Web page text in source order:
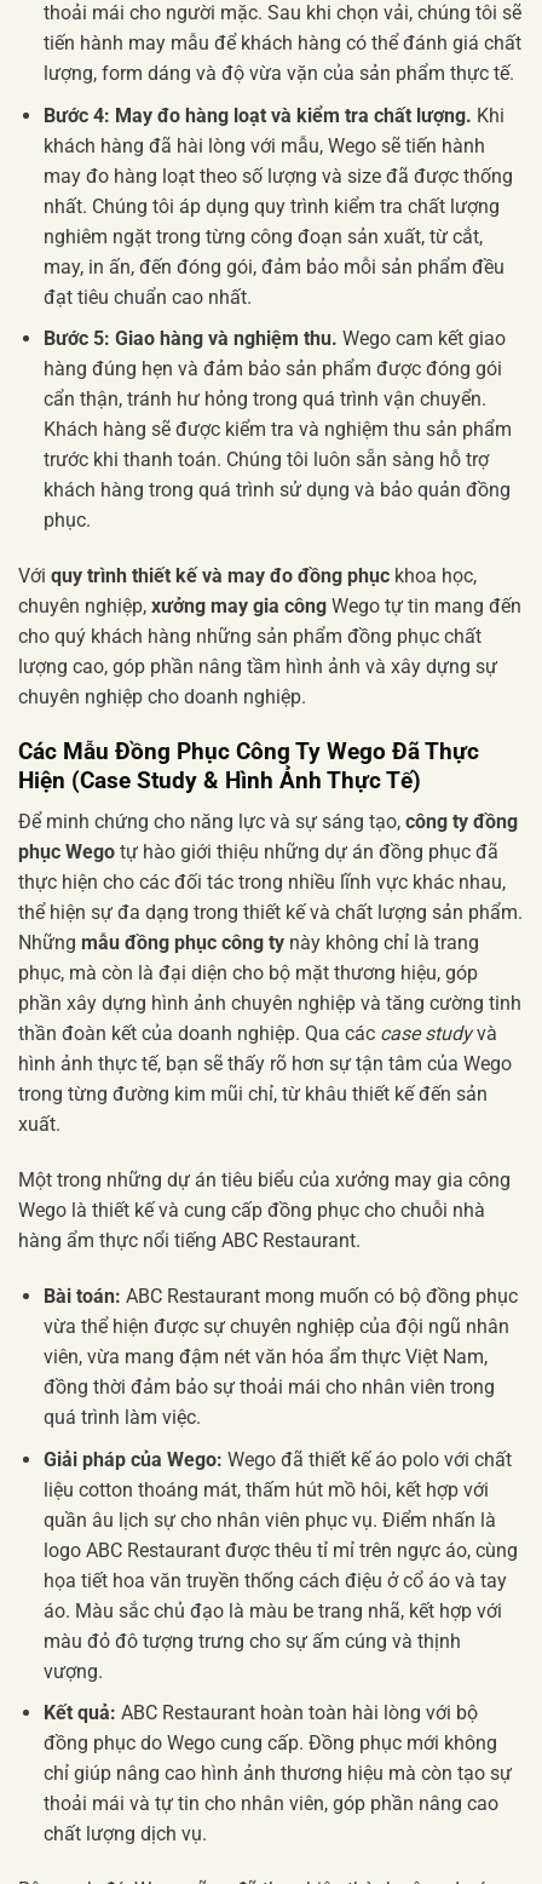
thoải mái cho người mặc. Sau khi chọn vải, chúng tôi sẽ
tiến hành may mẫu để khách hàng có thể đánh giá chất
lượng, form dáng và độ vừa vặn của sản phẩm thực tế.
Bước 4: May đo hàng loạt và kiểm tra chất lượng. Khi
khách hàng đã hài lòng với mẫu, Wego sẽ tiến hành
may đo hàng loạt theo số lượng và size đã được thống
nhất. Chúng tôi áp dụng quy trình kiểm tra chất lượng
nghiêm ngặt trong từng công đoạn sản xuất, từ cắt,
may, in ấn, đến đóng gói, đảm bảo mỗi sản phẩm đều
đạt tiêu chuẩn cao nhất.
Bước 5: Giao hàng và nghiệm thu. Wego cam kết giao
hàng đúng hẹn và đảm bảo sản phẩm được đóng gói
cẩn thận, tránh hư hỏng trong quá trình vận chuyển.
Khách hàng sẽ được kiểm tra và nghiệm thu sản phẩm
trước khi thanh toán. Chúng tôi luôn sẵn sàng hỗ trợ
khách hàng trong quá trình sử dụng và bảo quản đồng
phục.
Với quy trình thiết kế và may đo đồng phục khoa học,
chuyên nghiệp, xưởng may gia công Wego tự tin mang đến
cho quý khách hàng những sản phẩm đồng phục chất
lượng cao, góp phần nâng tầm hình ảnh và xây dựng sự
chuyên nghiệp cho doanh nghiệp.
Các Mẫu Đồng Phục Công Ty Wego Đã Thực
Hiện (Case Study & Hình Ảnh Thực Tế)
Để minh chứng cho năng lực và sự sáng tạo, công ty đồng
phục Wego tự hào giới thiệu những dự án đồng phục đã
thực hiện cho các đối tác trong nhiều lĩnh vực khác nhau,
thể hiện sự đa dạng trong thiết kế và chất lượng sản phẩm.
Những mẫu đồng phục công ty này không chỉ là trang
phục, mà còn là đại diện cho bộ mặt thương hiệu, góp
phần xây dựng hình ảnh chuyên nghiệp và tăng cường tinh
thần đoàn kết của doanh nghiệp. Qua các case studyvà
hình ảnh thực tế, bạn sẽ thấy rõ hơn sự tận tâm của Wego
trong từng đường kim mũi chỉ, từ khâu thiết kế đến sản
xuất.
Một trong những dự án tiêu biểu của xưởng may gia công
Wego là thiết kế và cung cấp đồng phục cho chuỗi nhà
hàng ẩm thực nổi tiếng ABC Restaurant.
Bài toán: ABC Restaurant mong muốn có bộ đồng phục
vừa thể hiện được sự chuyên nghiệp của đội ngũ nhân
viên, vừa mang đậm nét văn hóa ẩm thực Việt Nam,
đồng thời đảm bảo sự thoải mái cho nhân viên trong
quá trình làm việc.
Giải pháp của Wego: Wego đã thiết kế áo polo với chất
liệu cotton thoáng mát, thấm hút mồ hôi, kết hợp với
quần âu lịch sự cho nhân viên phục vụ. Điểm nhấn là
logo ABC Restaurant được thêu tỉ mỉ trên ngực áo, cùng
họa tiết hoa văn truyền thống cách điệu ở cổ áo và tay
áo. Màu sắc chủ đạo là màu be trang nhã, kết hợp với
màu đỏ đô tượng trưng cho sự ấm cúng và thịnh
vượng.
Kết quả: ABC Restaurant hoàn toàn hài lòng với bộ
đồng phục do Wego cung cấp. Đồng phục mới không
chỉ giúp nâng cao hình ảnh thương hiệu mà còn tạo sự
thoải mái và tự tin cho nhân viên, góp phần nâng cao
chất lượng dịch vụ.